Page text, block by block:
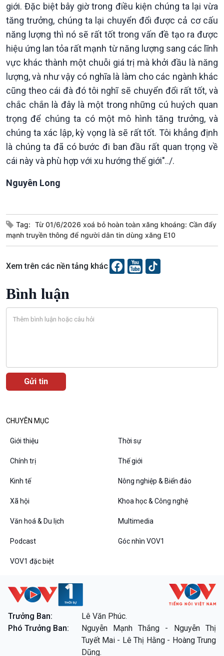
Đối thoại
Diễn đàn chủ nhật
Chuyện đêm
Thanh âm ký sự
Chân dung cuộc sống
Các chương trình đặc biệt
giới. Đặc biệt bây giờ trong điều kiện chúng ta lại vừa
tăng trưởng, chúng ta lại chuyển đổi được cả cơ cấu
năng lượng thì nó sẽ rất tốt trong vấn đề tạo ra được
hiệu ứng lan tỏa rất mạnh từ năng lượng sang các lĩnh
vực khác thành một chuỗi giá trị mà khởi đầu là năng
lượng, và như vậy có nghĩa là làm cho các ngành khác
cũng theo cái đà đó tôi nghĩ sẽ chuyển đổi rất tốt, và
chắc chắn là đây là một trong những cú huých quan
trọng để chúng ta có một mô hình tăng trưởng, và
chúng ta xác lập, kỳ vọng là sẽ rất tốt. Tôi khẳng định
là chúng ta đã có bước đi ban đầu rất quan trọng về
cái này và phù hợp với xu hướng thế giới"../.
Nguyên Long
Tag: Từ 01/6/2026 xoá bỏ hoàn toàn xăng khoáng: Cần đẩy
mạnh truyền thông để người dân tin dùng xăng E10
Xem trên các nền tảng khác
Bình luận
CHUYÊN MỤC
Giới thiệu Thời sự
Chính trị Thế giới
Kinh tế Nông nghiệp & Biển đảo
Xã hội Khoa học & Công nghệ
Văn hoá & Du lịch Multimedia
Podcast Góc nhìn VOV1
VOV1 đặc biệt
Trưởng Ban:
Lê Văn Phúc.
Phó Trưởng Ban:
Nguyễn Mạnh Thắng - Nguyễn Thị
Tuyết Mai - Lê Thị Hằng - Hoàng Trung
Dũng.